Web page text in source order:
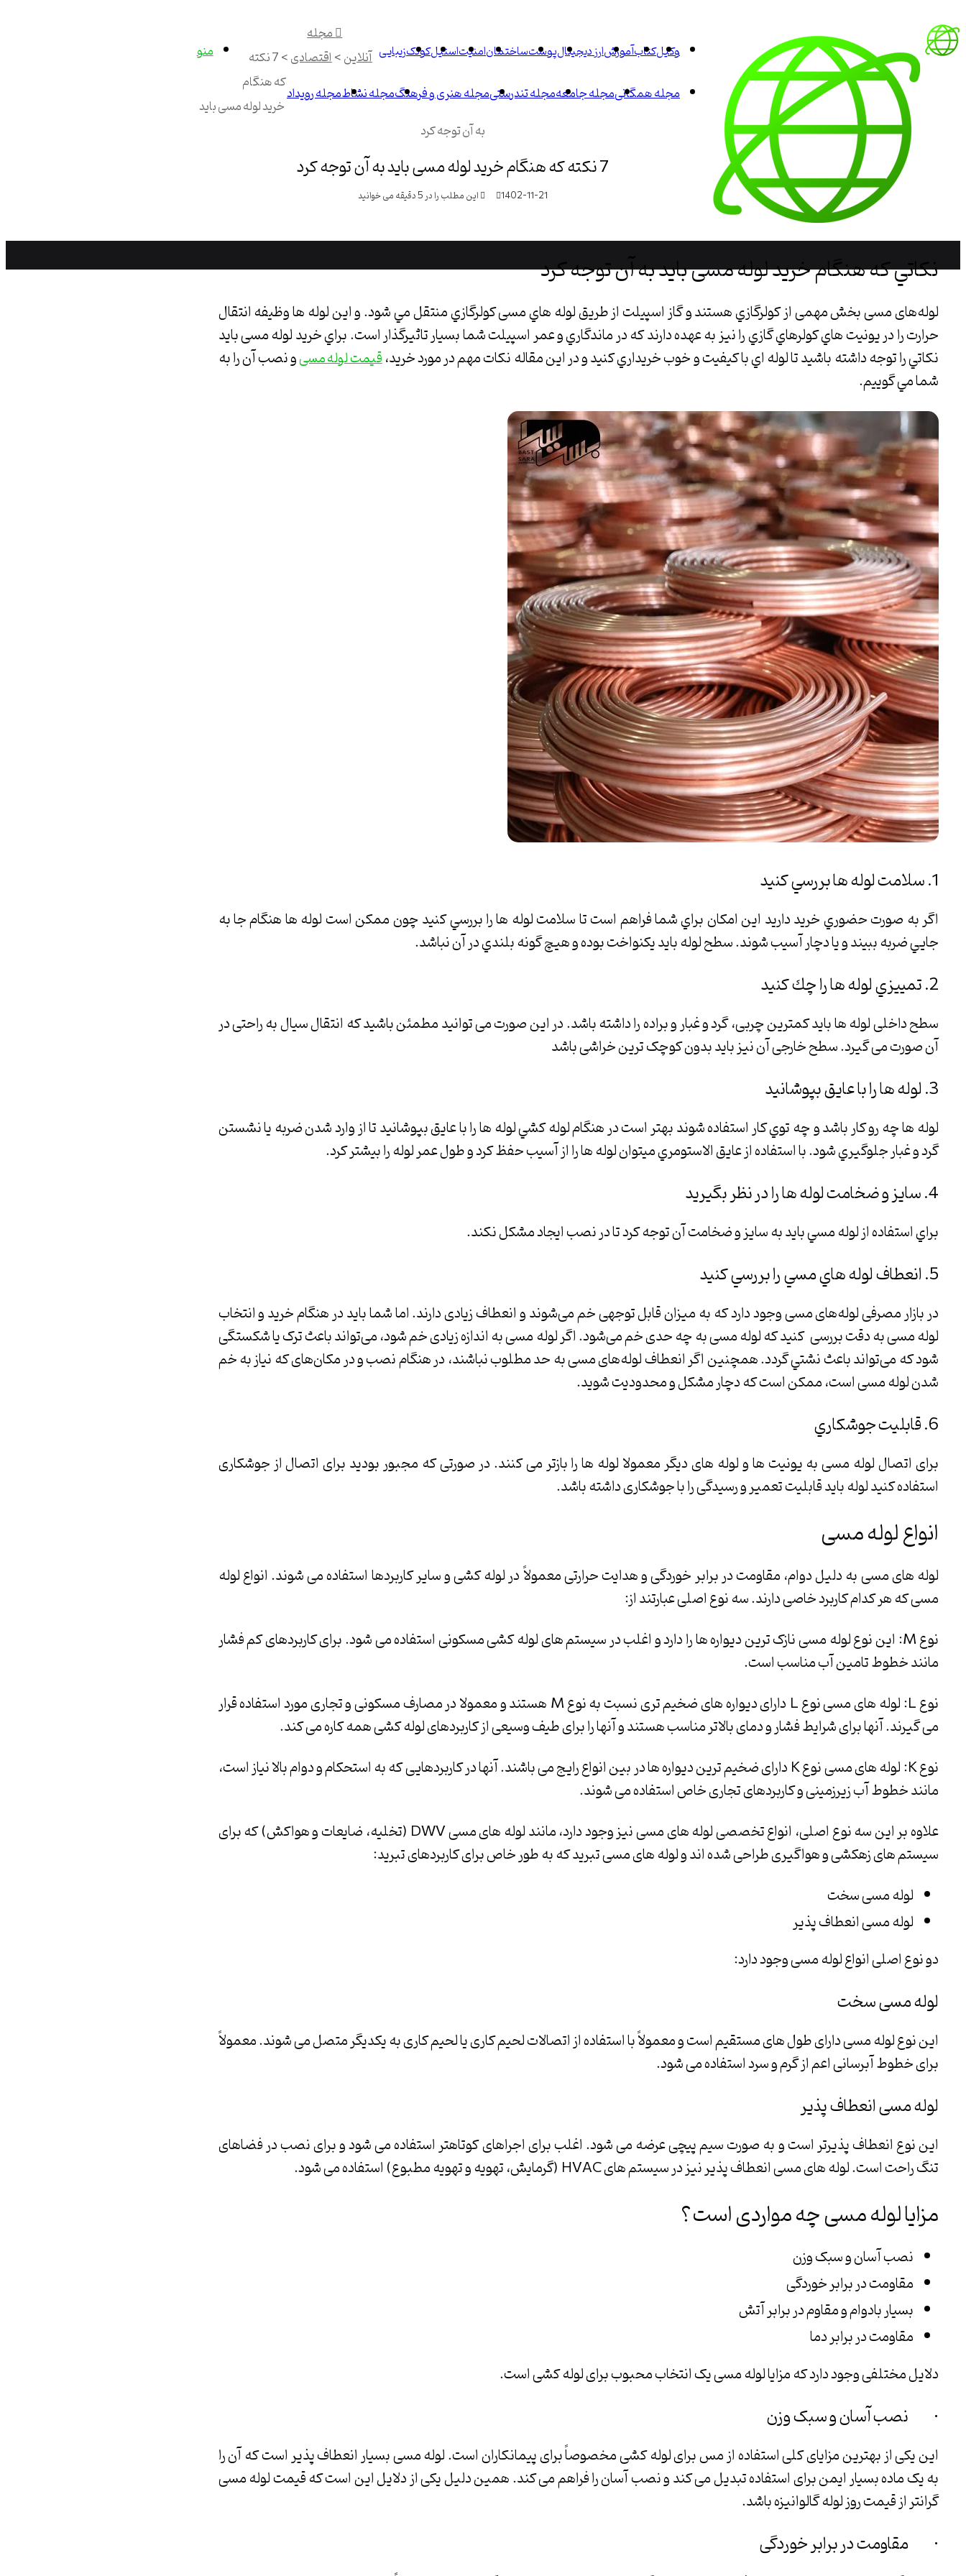
منو وکیلکتابآموزشارز دیجیتالپوستساختمانامنیتاستیلکودکزیبایی
مجله همگانیمجله جامعهمجله تندرستیمجله هنری و فرهنگمجله نشاطمجله رویداد
مجله
آنلاین>اقتصادی> 7 نکته
که هنگام
خرید لوله مسی باید
به آن توجه کرد
7 نکته که هنگام خرید لوله مسی باید به آن توجه کرد
1402-11-21 این مطلب را در 5 دقیقه می خوانید
نكاتي كه هنگام خريد لوله مسی بايد به آن توجه كرد
لوله‌های مسی بخش مهمی از كولرگازي هستند و گاز اسپيلت از طريق لوله هاي مسی كولرگازي منتقل مي شود. و اين لوله ها وظيفه انتقال
حرارت را در يونيت هاي كولرهاي گازي را نيز به عهده دارند كه در ماندگاري و عمر اسپيلت شما بسيار تاثيرگذار است. براي خريد لوله مسی بايد
نكاتي را توجه داشته باشيد تا لوله اي با كيفيت و خوب خريداري كنيد و در اين مقاله نكات مهم در مورد خريد،قیمت لوله مسیو نصب آن را به
شما مي گوييم.
1. سلامت لوله ها بررسي كنيد
اگر به صورت حضوري خريد داريد اين امكان براي شما فراهم است تا سلامت لوله ها را بررسي كنيد چون ممكن است لوله ها هنگام جا به
جايي ضربه ببيند و يا دچار آسيب شوند. سطح لوله بايد يكنواخت بوده و هيچ گونه بلندي در آن نباشد.
2. تمييزي لوله ها را چك كنيد
سطح داخلی لوله ها باید کمترین چربی، گرد و غبار و براده را داشته باشد. در این صورت می توانید مطمئن باشید که انتقال سیال به راحتی در
آن صورت می گیرد. سطح خارجی آن نیز باید بدون کوچک ترین خراشی باشد
3. لوله ها را با عايق بپوشانيد
لوله ها چه رو كار باشد و چه توي كار استفاده شوند بهتر است در هنگام لوله كشي لوله ها را با عايق بپوشانيد تا از وارد شدن ضربه يا نشستن
گرد و غبار جلوگيري شود. با استفاده از عايق الاستومري ميتوان لوله ها را از آسيب حفظ كرد و طول عمر لوله را بيشتر كرد.
4. سايز و ضخامت لوله ها را در نظر بگيريد
براي استفاده از لوله مسي بايد به سايز و ضخامت آن توجه كرد تا در نصب ايجاد مشكل نكند.
5. انعطاف لوله هاي مسي را بررسي كنيد
در بازار مصرفی لوله‌های مسی وجود دارد که به میزان قابل توجهی خم می‌شوند و انعطاف زیادی دارند. اما شما باید در هنگام خرید و انتخاب
لوله مسی به دقت بررسی کنید که لوله مسی به چه حدی خم می‌شود. اگر لوله مسی به اندازه زیادی خم شود، می‌تواند باعث ترک یا شکستگی
شود که می‌تواند باعث نشتي گردد. همچنین اگر انعطاف لوله‌های مسی به حد مطلوب نباشند، در هنگام نصب و در مکان‌های که نیاز به خم
شدن لوله مسی است، ممکن است که دچار مشکل و محدودیت ‌شوید.
6. قابليت جوشكاري
برای اتصال لوله مسی به یونیت ها و لوله های دیگر معمولا لوله ها را بازتر می کنند. در صورتی که مجبور بودید برای اتصال از جوشکاری
استفاده کنید لوله باید قابلیت تعمیر و رسیدگی را با جوشکاری داشته باشد.
انواع لوله مسی
لوله های مسی به دلیل دوام، مقاومت در برابر خوردگی و هدایت حرارتی معمولاً در لوله کشی و سایر کاربردها استفاده می شوند. انواع لوله
مسی که هر کدام کاربرد خاصی دارند. سه نوع اصلی عبارتند از:
نوع M: این نوع لوله مسی نازک ترین دیواره ها را دارد و اغلب در سیستم های لوله کشی مسکونی استفاده می شود. برای کاربردهای کم فشار
مانند خطوط تامین آب مناسب است.
نوع L: لوله های مسی نوع L دارای دیواره های ضخیم تری نسبت به نوع M هستند و معمولا در مصارف مسکونی و تجاری مورد استفاده قرار
می گیرند. آنها برای شرایط فشار و دمای بالاتر مناسب هستند و آنها را برای طیف وسیعی از کاربردهای لوله کشی همه کاره می کند.
نوع K: لوله های مسی نوع K دارای ضخیم ترین دیواره ها در بین انواع رایج می باشند. آنها در کاربردهایی که به استحکام و دوام بالا نیاز است،
مانند خطوط آب زیرزمینی و کاربردهای تجاری خاص استفاده می شوند.
علاوه بر این سه نوع اصلی، انواع تخصصی لوله های مسی نیز وجود دارد، مانند لوله های مسی DWV (تخلیه، ضایعات و هواکش) که برای
سیستم های زهکشی و هواگیری طراحی شده اند و لوله های مسی تبرید که به طور خاص برای کاربردهای تبرید:
لوله مسی سخت
لوله مسی انعطاف پذیر
دو نوع اصلی انواع لوله مسی وجود دارد:
لوله مسی سخت
این نوع لوله مسی دارای طول های مستقیم است و معمولاً با استفاده از اتصالات لحیم کاری یا لحیم کاری به یکدیگر متصل می شوند. معمولاً
برای خطوط آبرسانی اعم از گرم و سرد استفاده می شود.
لوله مسی انعطاف پذیر
این نوع انعطاف پذیرتر است و به صورت سیم پیچی عرضه می شود. اغلب برای اجراهای کوتاهتر استفاده می شود و برای نصب در فضاهای
تنگ راحت است. لوله های مسی انعطاف پذیر نیز در سیستم های HVAC (گرمایش، تهویه و تهویه مطبوع) استفاده می شود.
مزایا لوله مسی چه مواردی است؟
نصب آسان و سبک وزن
مقاومت در برابر خوردگی
بسیار بادوام و مقاوم در برابر آتش
مقاومت در برابر دما
دلایل مختلفی وجود دارد که مزایا لوله مسی یک انتخاب محبوب برای لوله کشی است.
· نصب آسان و سبک وزن
این یکی از بهترین مزایای کلی استفاده از مس برای لوله کشی مخصوصاً برای پیمانکاران است. لوله مسی بسیار انعطاف پذیر است که آن را
به یک ماده بسیار ایمن برای استفاده تبدیل می کند و نصب آسان را فراهم می کند. همین دلیل یکی از دلایل این است که قیمت لوله مسی
گرانتر از قیمت روز لوله گالوانیزه باشد.
· مقاومت در برابر خوردگی